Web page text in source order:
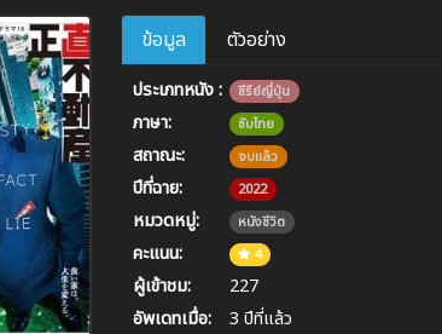
ข้อมูล ตัวอย่าง
ประเภทหนัง : ซีรีย์ญี่ปุ่น
ภาษา: ซับไทย
สถาณะ: จบแล้ว
ปีที่ฉาย: 2022
หมวดหมู่: หนังชีวิต
คะแนน: 4
ผู้เข้าชม:
227
อัพเดทเมื่อ:
3 ปีที่แล้ว